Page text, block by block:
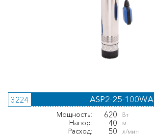
3224 ASP2-25-100WA
Мощность: 620 Вт
Напор: 40 м.
Расход: 50 л/мин